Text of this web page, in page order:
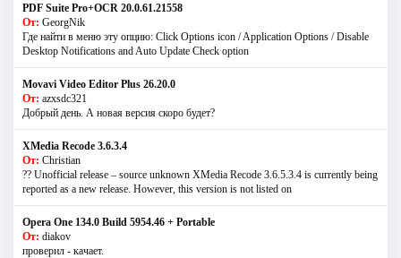
PDF Suite Pro+OCR 20.0.61.21558
От: GeorgNik
Где найти в меню эту опцию: Click Options icon / Application Options / Disable
Desktop Notifications and Auto Update Check option
Movavi Video Editor Plus 26.20.0
От: azxsdc321
Добрый день. А новая версия скоро будет?
XMedia Recode 3.6.3.4
От: Christian
?? Unofficial release – source unknown XMedia Recode 3.6.5.3.4 is currently being
reported as a new release. However, this version is not listed on
Opera One 134.0 Build 5954.46 + Portable
От: diakov
проверил - качает.